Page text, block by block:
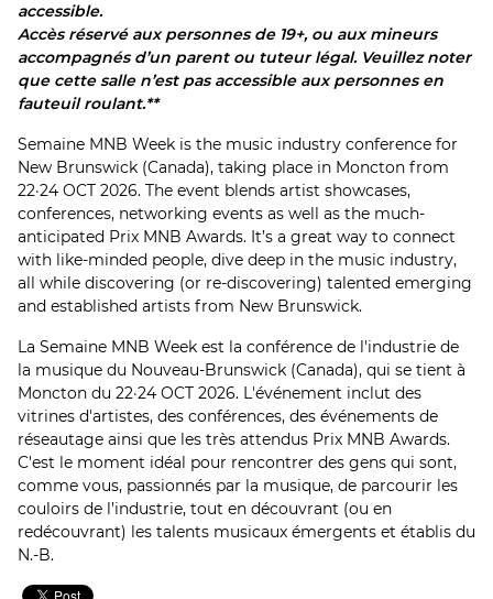
accessible.
Accès réservé aux personnes de 19+, ou aux mineurs
accompagnés d’un parent ou tuteur légal. Veuillez noter
que cette salle n’est pas accessible aux personnes en
fauteuil roulant.**
Semaine MNB Week is the music industry conference for
New Brunswick (Canada), taking place in Moncton from
22·24 OCT 2026. The event blends artist showcases,
conferences, networking events as well as the much-
anticipated Prix MNB Awards. It’s a great way to connect
with like-minded people, dive deep in the music industry,
all while discovering (or re-discovering) talented emerging
and established artists from New Brunswick.
La Semaine MNB Week est la conférence de l'industrie de
la musique du Nouveau-Brunswick (Canada), qui se tient à
Moncton du 22·24 OCT 2026. L'événement inclut des
vitrines d'artistes, des conférences, des événements de
réseautage ainsi que les très attendus Prix MNB Awards.
C'est le moment idéal pour rencontrer des gens qui sont,
comme vous, passionnés par la musique, de parcourir les
couloirs de l’industrie, tout en découvrant (ou en
redécouvrant) les talents musicaux émergents et établis du
N.-B.